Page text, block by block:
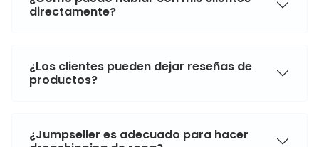
directamente?
¿Los clientes pueden dejar reseñas de
productos?
¿Jumpseller es adecuado para hacer